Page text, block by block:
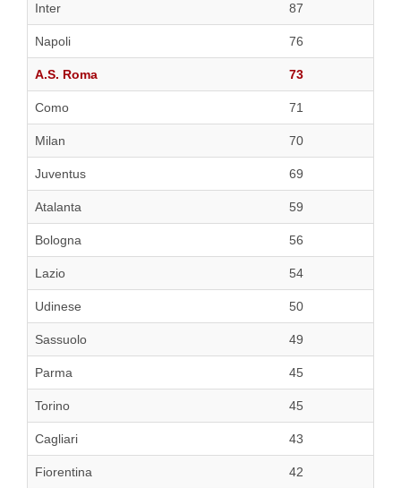
Inter
87
Napoli 76
A.S. Roma 73
Como 71
Milan 70
Juventus 69
Atalanta 59
Bologna 56
Lazio 54
Udinese 50
Sassuolo 49
Parma 45
Torino 45
Cagliari 43
Fiorentina 42